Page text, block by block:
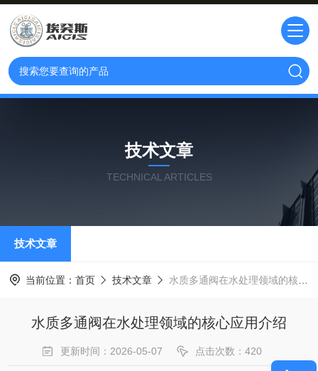
技术文章
TECHNICAL ARTICLES
技术文章
当前位置： 首页 技术文章 水质多通阀在水处理领域的核心应用介绍
水质多通阀在水处理领域的核心应用介绍
更新时间：2026-05-07 点击次数：420